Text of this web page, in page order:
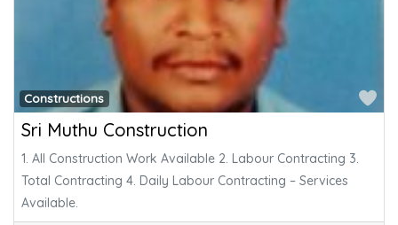
Constructions
Sri Muthu Construction
1. All Construction Work Available 2. Labour Contracting 3.
Total Contracting 4. Daily Labour Contracting – Services
Available.